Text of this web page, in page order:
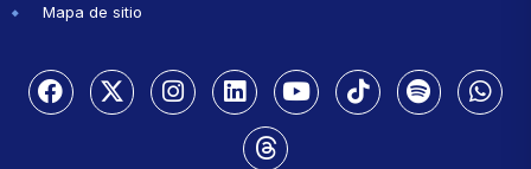
Mapa de sitio